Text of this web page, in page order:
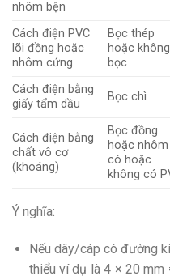
nhôm bện
Cách điện PVC
lõi đồng hoặc
nhôm cứng
Bọc thép
hoặc không
bọc
Cách điện bằng
giấy tẩm dầu
Bọc chì
Cách điện bằng
chất vô cơ
(khoáng)
Bọc đồng
hoặc nhôm
có hoặc
không có
Ý nghĩa:
Nếu dây/cáp có đường
thiểu ví dụ là 4 × 20